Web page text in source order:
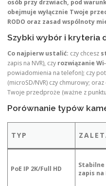
osób przy drzwiach, pod
obejmuje wyłącznie Twoje
RODO oraz zasad wspólnoty
Szybki wybór i kryteria
Co najpierw ustalić: czy chcesz
zapis na NVR), czy rozwiązanie
powiadomienia na telefon); czy
(microSD/NVR) czy chmurowy;
Twoje przedproże (ważne z
Porównanie typów
TYP
PoE IP 2K/Full HD
zapis na